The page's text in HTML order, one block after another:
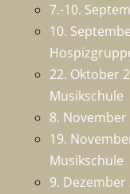
7.-10.
10.
22. Oktober
Musikschule
8.
19.
Musikschule
9.